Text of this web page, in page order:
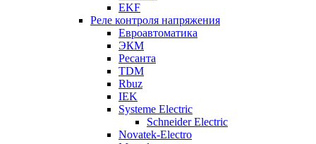
EKF
Реле контроля напряжения
Евроавтоматика
ЭКМ
Ресанта
TDM
Rbuz
IEK
Systeme Electric
Schneider Electric
Novatek-Electro